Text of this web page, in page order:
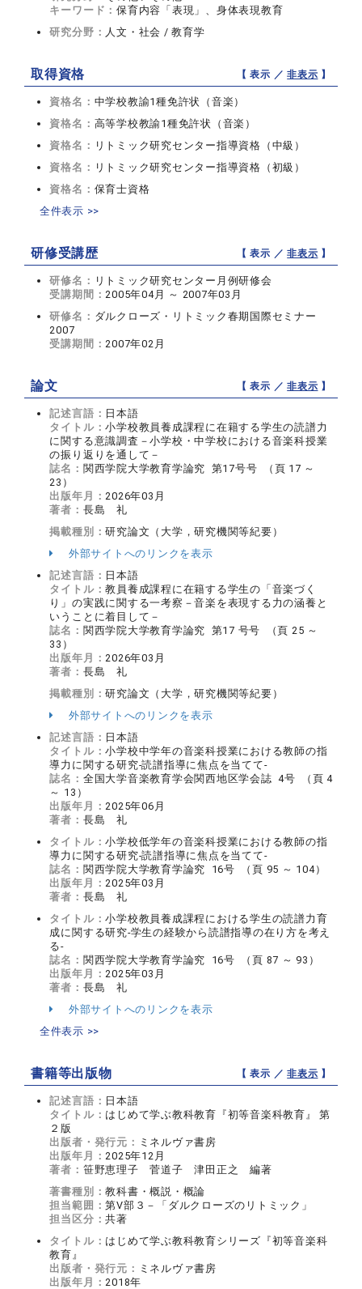
キーワード：保育内容「表現」、身体表現教育
研究分野： 人文・社会 / 教育学
取得資格 【 表示 ／非表示 】
資格名： 中学校教諭1種免許状（音楽）
資格名： 高等学校教諭1種免許状（音楽）
資格名： リトミック研究センター指導資格（中級）
資格名： リトミック研究センター指導資格（初級）
資格名： 保育士資格
全件表示 >>
研修受講歴 【 表示 ／非表示 】
研修名： リトミック研究センター月例研修会
受講期間： 2005年04月 ～ 2007年03月
研修名： ダルクローズ・リトミック春期国際セミナー
2007
受講期間： 2007年02月
論文 【 表示 ／非表示 】
記述言語： 日本語
タイトル：小学校教員養成課程に在籍する学生の読譜力
に関する意識調査－小学校・中学校における音楽科授業
の振り返りを通して－
誌名： 関西学院大学教育学論究 第17号号 （頁 17 ～
23）
出版年月： 2026年03月
著者： 長島 礼
掲載種別：研究論文（大学，研究機関等紀要）
外部サイトへのリンクを表示
記述言語： 日本語
タイトル：教員養成課程に在籍する学生の「音楽づく
り」の実践に関する一考察－音楽を表現する力の涵養と
いうことに着目して－
誌名： 関西学院大学教育学論究 第17 号号 （頁 25 ～
33）
出版年月： 2026年03月
著者： 長島 礼
掲載種別：研究論文（大学，研究機関等紀要）
外部サイトへのリンクを表示
記述言語： 日本語
タイトル：小学校中学年の音楽科授業における教師の指
導力に関する研究-読譜指導に焦点を当てて‐
誌名： 全国大学音楽教育学会関西地区学会誌 4号 （頁 4
～ 13）
出版年月： 2025年06月
著者： 長島 礼
タイトル：小学校低学年の音楽科授業における教師の指
導力に関する研究-読譜指導に焦点を当てて‐
誌名： 関西学院大学教育学論究 16号 （頁 95 ～ 104）
出版年月： 2025年03月
著者： 長島 礼
タイトル：小学校教員養成課程における学生の読譜力育
成に関する研究-学生の経験から読譜指導の在り方を考え
る‐
誌名： 関西学院大学教育学論究 16号 （頁 87 ～ 93）
出版年月： 2025年03月
著者： 長島 礼
外部サイトへのリンクを表示
全件表示 >>
書籍等出版物 【 表示 ／非表示 】
記述言語： 日本語
タイトル： はじめて学ぶ教科教育『初等音楽科教育』 第
２版
出版者・発行元： ミネルヴァ書房
出版年月： 2025年12月
著者： 笹野恵理子 菅道子 津田正之 編著
著書種別：教科書・概説・概論
担当範囲：第Ⅴ部３－「ダルクローズのリトミック」
担当区分：共著
タイトル： はじめて学ぶ教科教育シリーズ『初等音楽科
教育』
出版者・発行元： ミネルヴァ書房
出版年月： 2018年